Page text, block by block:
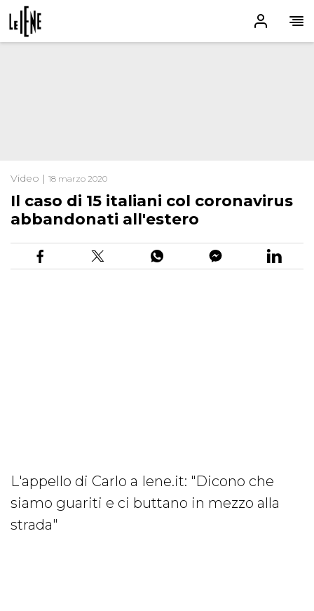
Video | 18 marzo 2020
Il caso di 15 italiani col coronavirus
abbandonati all'estero
L'appello di Carlo a Iene.it: "Dicono che
siamo guariti e ci buttano in mezzo alla
strada"